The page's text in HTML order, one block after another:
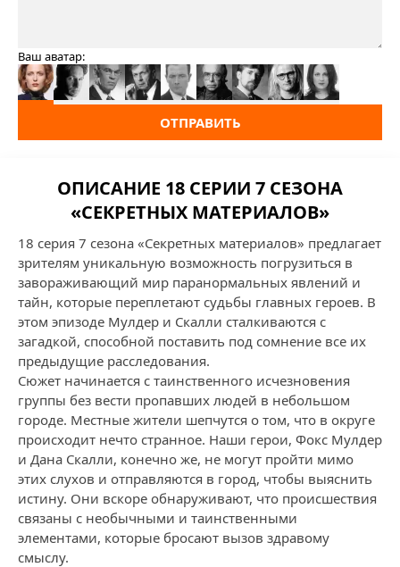
Ваш аватар:
ОТПРАВИТЬ
ОПИСАНИЕ 18 СЕРИИ 7 СЕЗОНА
«СЕКРЕТНЫХ МАТЕРИАЛОВ»
18 серия 7 сезона «Секретных материалов» предлагает
зрителям уникальную возможность погрузиться в
завораживающий мир паранормальных явлений и
тайн, которые переплетают судьбы главных героев. В
этом эпизоде Мулдер и Скалли сталкиваются с
загадкой, способной поставить под сомнение все их
предыдущие расследования.
Сюжет начинается с таинственного исчезновения
группы без вести пропавших людей в небольшом
городе. Местные жители шепчутся о том, что в округе
происходит нечто странное. Наши герои, Фокс Мулдер
и Дана Скалли, конечно же, не могут пройти мимо
этих слухов и отправляются в город, чтобы выяснить
истину. Они вскоре обнаруживают, что происшествия
связаны с необычными и таинственными
элементами, которые бросают вызов здравому
смыслу.